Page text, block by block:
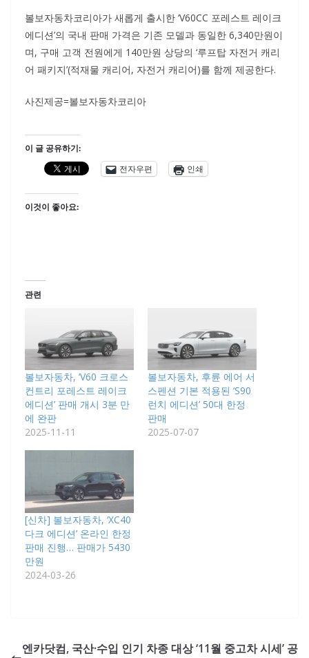
볼보자동차코리아가 새롭게 출시한 ‘V60CC 포레스트 레이크
에디션’의 국내 판매 가격은 기존 모델과 동일한 6,340만원이
며, 구매 고객 전원에게 140만원 상당의 ‘루프탑 자전거 캐리
어 패키지’(적재물 캐리어, 자전거 캐리어)를 함께 제공한다.
사진제공=볼보자동차코리아
이 글 공유하기:
전자우편
인쇄
이것이 좋아요:
관련
볼보자동차, ‘V60 크로스
컨트리 포레스트 레이크
에디션’ 판매 개시 3분 만
에 완판
2025-11-11
볼보자동차, 후륜 에어 서
스펜션 기본 적용된 ‘S90
런치 에디션’ 50대 한정
판매
2025-07-07
[신차] 볼보자동차, ‘XC40
다크 에디션’ 온라인 한정
판매 진행… 판매가 5430
만원
2024-03-26
엔카닷컴, 국산·수입 인기 차종 대상 ‘11월 중고차 시세’ 공